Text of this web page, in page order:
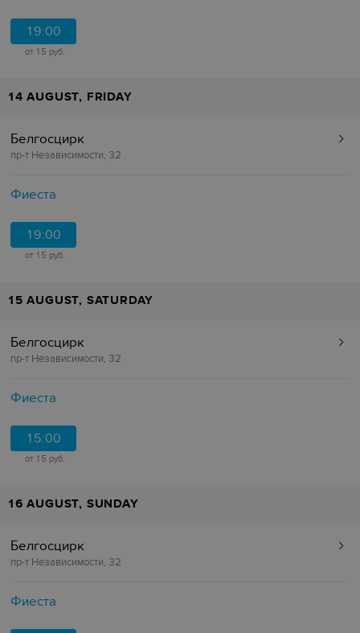
19:00
от 15 руб.
14 AUGUST, FRIDAY
Белгосцирк
пр-т Независимости, 32
Фиеста
19:00
от 15 руб.
15 AUGUST, SATURDAY
Белгосцирк
пр-т Независимости, 32
Фиеста
15:00
от 15 руб.
16 AUGUST, SUNDAY
Белгосцирк
пр-т Независимости, 32
Фиеста